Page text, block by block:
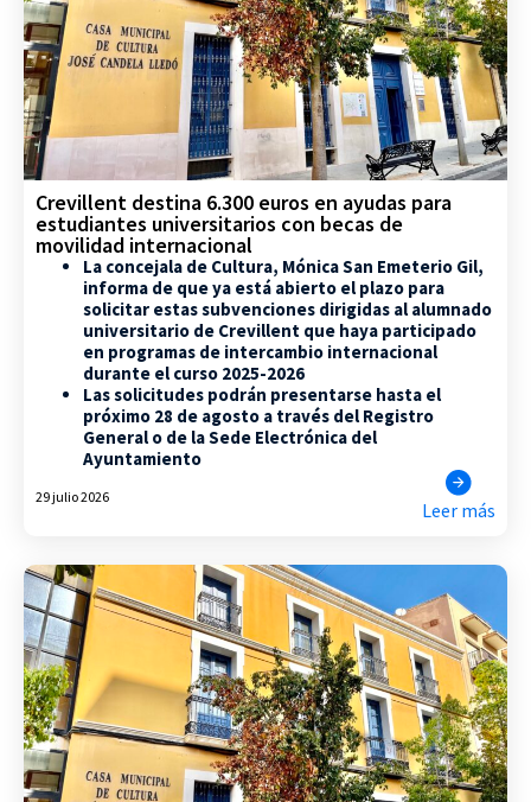
Crevillent destina 6.300 euros en ayudas para
estudiantes universitarios con becas de
movilidad internacional
La concejala de Cultura, Mónica San Emeterio Gil,
informa de que ya está abierto el plazo para
solicitar estas subvenciones dirigidas al alumnado
universitario de Crevillent que haya participado
en programas de intercambio internacional
durante el curso 2025-2026
Las solicitudes podrán presentarse hasta el
próximo 28 de agosto a través del Registro
General o de la Sede Electrónica del
Ayuntamiento
29 julio 2026
Leer más